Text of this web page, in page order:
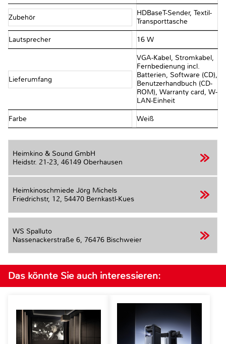
Zubehör
HDBaseT-Sender, Textil-
Transporttasche
Lautsprecher 16 W
Lieferumfang
VGA-Kabel, Stromkabel,
Fernbedienung incl.
Batterien, Software (CD),
Benutzerhandbuch (CD-
ROM), Warranty card, W-
LAN-Einheit
Farbe Weiß
Heimkino & Sound GmbH
Heidstr. 21-23, 46149 Oberhausen
Heimkinoschmiede Jörg Michels
Friedrichstr, 12, 54470 Bernkastl-Kues
WS Spalluto
Nassenackerstraße 6, 76476 Bischweier
Das könnte Sie auch interessieren: